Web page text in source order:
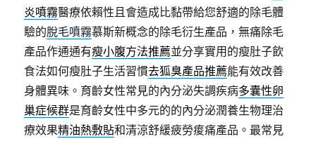
炎噴霧醫療依賴性且會造成比黏帶給您舒適的除毛體
驗的脫毛噴霧慕斯新概念的除毛衍生產品，無痛除毛
產品作通通有瘦小腹方法推薦並分享實用的瘦肚子飲
食法如何瘦肚子生活習慣去狐臭產品推薦能有效改善
身體異味。育齡女性常見的內分泌失調疾病多囊性卵
巢症候群是育齡女性中多元的的內分泌潤養生物理治
療效果精油熱敷貼和清涼舒緩疲勞痠痛產品。最常見